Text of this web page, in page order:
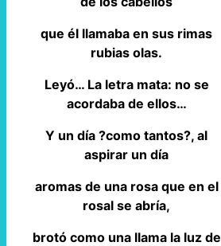
que él llamaba en sus rimas
rubias olas.
Leyó… La letra mata: no se
acordaba de ellos…
Y un día ?como tantos?, al
aspirar un día
aromas de una rosa que en el
rosal se abría,
brotó como una llama la luz de